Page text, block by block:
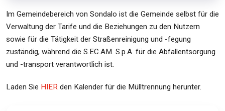
Im Gemeindebereich von Sondalo ist die Gemeinde selbst für die
Verwaltung der Tarife und die Beziehungen zu den Nutzern
sowie für die Tätigkeit der Straßenreinigung und -fegung
zuständig, während die S.EC.AM. S.p.A. für die Abfallentsorgung
und -transport verantwortlich ist.
Laden Sie HIER den Kalender für die Mülltrennung herunter.